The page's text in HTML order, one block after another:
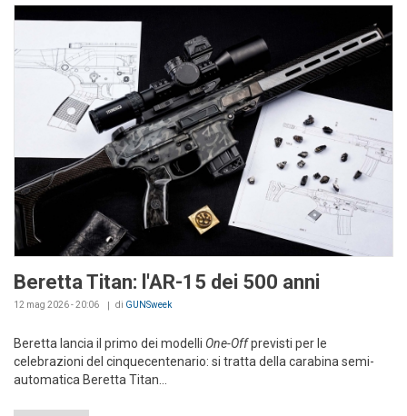
Beretta Titan: l'AR-15 dei 500 anni
12 mag 2026 - 20:06 di GUNSweek
Beretta lancia il primo dei modelli One-Offprevisti per le
celebrazioni del cinquecentenario: si tratta della carabina semi-
automatica Beretta Titan...